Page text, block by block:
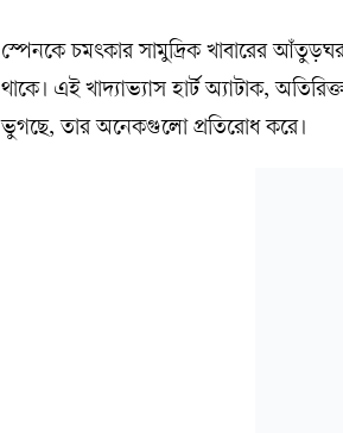
স্পেনকে চমৎকার সামুদ্রিক খাবারের
থাকে। এই খাদ্যাভ্যাস হার্ট অ্যাটাক,
ভুগছে, তার অনেকগুলো প্রতিরোধ করে।